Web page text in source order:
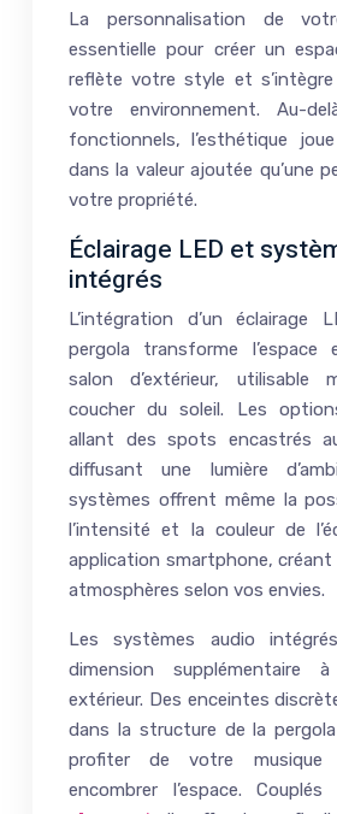
La personnalisation de
essentielle pour créer un
reflète votre style et
votre environnement. Au-
fonctionnels, l’esthétique
dans la valeur ajoutée qu’une
votre propriété.
Éclairage LED et
intégrés
L’intégration d’un éclairage
pergola transforme l’espace
salon d’extérieur, utilisable
coucher du soleil. Les
allant des spots encastrés
diffusant une lumière
systèmes offrent même la
l’intensité et la couleur de
application smartphone, créant
atmosphères selon vos envies.
Les systèmes audio
dimension supplémentaire
extérieur. Des enceintes
dans la structure de la
profiter de votre musique
encombrer l’espace.